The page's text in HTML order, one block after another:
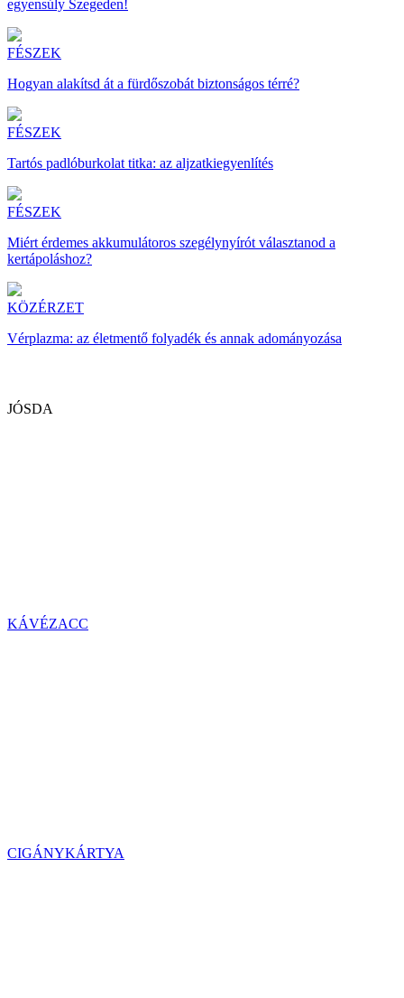
egyensúly Szegeden!
FÉSZEK
Hogyan alakítsd át a fürdőszobát biztonságos térré?
FÉSZEK
Tartós padlóburkolat titka: az aljzatkiegyenlítés
FÉSZEK
Miért érdemes akkumulátoros szegélynyírót választanod a
kertápoláshoz?
KÖZÉRZET
Vérplazma: az életmentő folyadék és annak adományozása
JÓSDA
KÁVÉZACC
CIGÁNYKÁRTYA